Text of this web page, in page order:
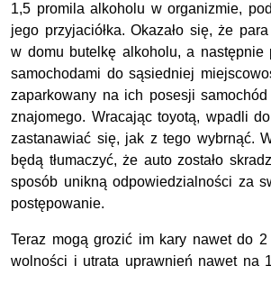
1,5 promila alkoholu w organizmie,
jego przyjaciółka. Okazało się, że
w domu butelkę alkoholu, a następnie
samochodami do sąsiedniej
zaparkowany na ich posesji
znajomego. Wracając toyotą, wpadli
zastanawiać się, jak z tego wybrnąć.
będą tłumaczyć, że auto zostało
sposób unikną odpowiedzialności za
postępowanie.
Teraz mogą grozić im kary nawet do
wolności i utrata uprawnień nawet na